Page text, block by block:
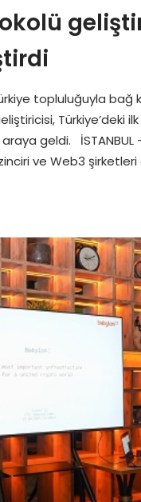
topluluğuyla bağ
Türkiye’deki
geldi. İSTANBUL
ve Web3